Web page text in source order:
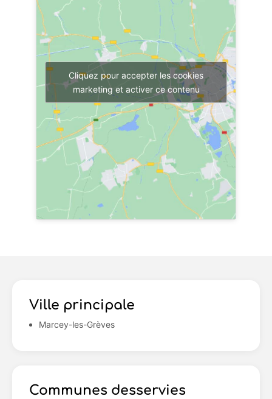
Cliquez pour accepter les cookies
marketing et activer ce contenu
Ville principale
Marcey-les-Grèves
Communes desservies